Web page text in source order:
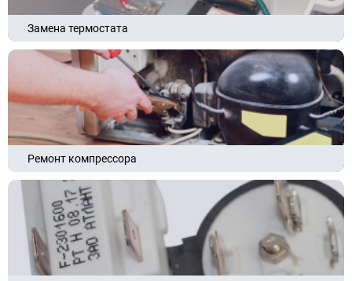
Замена термостата
Ремонт компрессора